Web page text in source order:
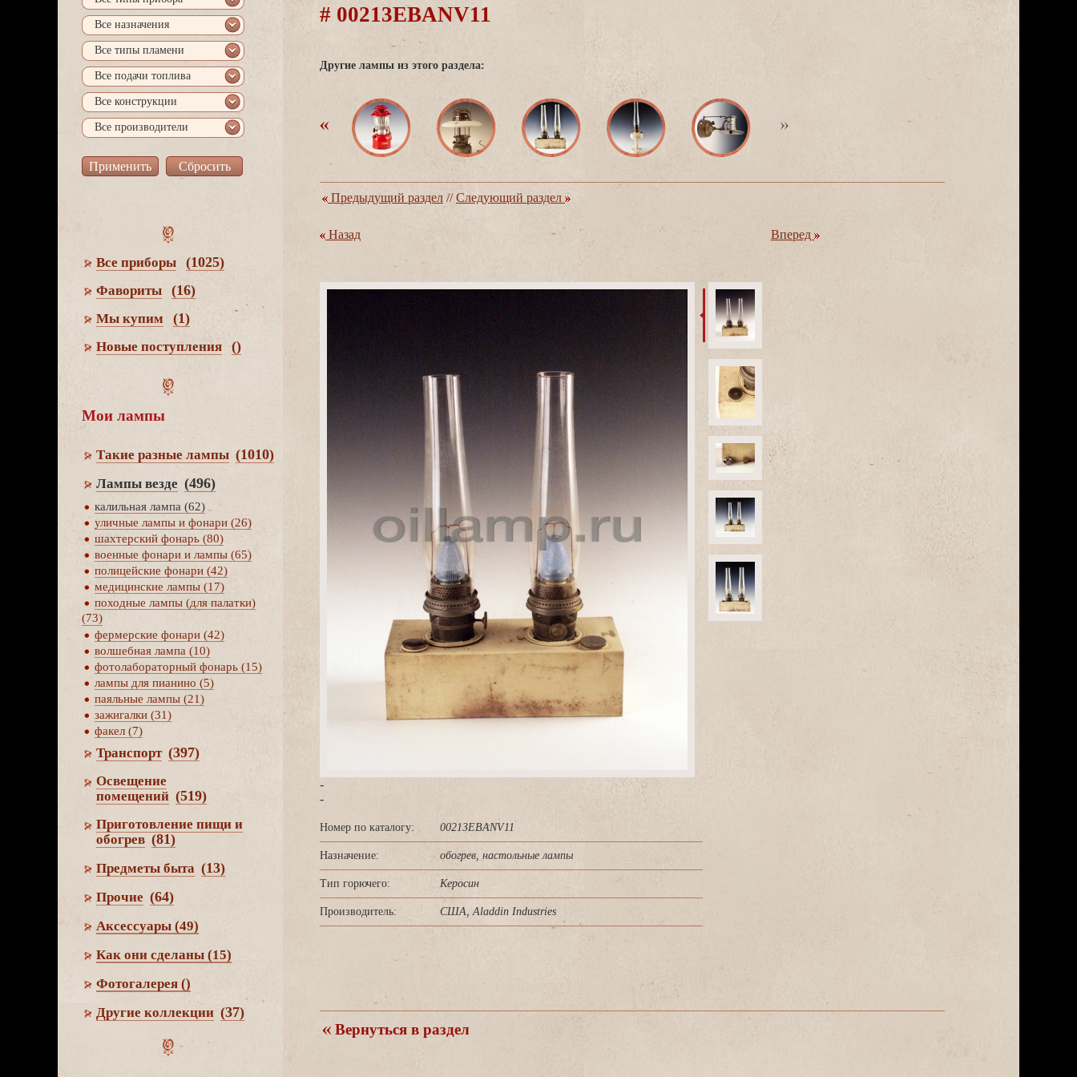
се назначения
се типы пламени
се подачи топлива
се конструкции
се производители
се приборы (1025)
Фавориты (16)
Мы купим (1)
Новые поступления ()
Мои лампы
Такие разные лампы (1010)
Лампы везде (496)
калильная лампа (62)
уличные лампы и фонари (26)
шахтерский фонарь (80)
оенные фонари и лампы (65)
полицейские фонари (42)
медицинские лампы (17)
походные лампы (для палатки)
(73)
фермерские фонари (42)
олшебная лампа (10)
фотолабораторный фонарь (15)
лампы для пианино (5)
паяльные лампы (21)
зажигалки (31)
факел (7)
Транспорт (397)
Освещение
помещений (519)
Приготовление пищи и
обогре (81)
Предметы быта (13)
Прочие (64)
Аксессуары (49)
Как они сделаны (15)
Фотогалерея ()
Другие коллекции (37)
# 00213EBANV11
Другие лампы из этого раздела:
Предыдущий раздел //Следующий раздел
Назад перед
-
-
Номер по каталогу: 00213EBANV11
Назначение: обогрев, настольные лампы
Тип горючего: Керосин
Производитель: США, Aladdin Industries
ернуться в раздел